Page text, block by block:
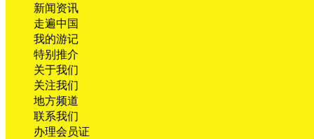
新闻资讯
走遍中国
我的游记
特别推介
关于我们
关注我们
地方频道
联系我们
办理会员证